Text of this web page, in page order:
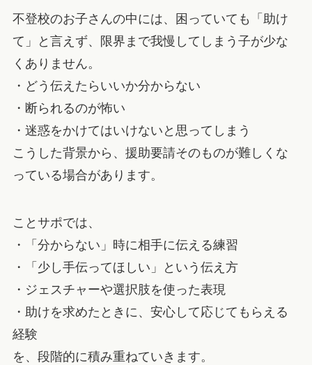
不登校のお子さんの中には、困っていても「助け
て」と言えず、限界まで我慢してしまう子が少な
くありません。
・どう伝えたらいいか分からない
・断られるのが怖い
・迷惑をかけてはいけないと思ってしまう
こうした背景から、援助要請そのものが難しくな
っている場合があります。
ことサポでは、
・「分からない」時に相手に伝える練習
・「少し手伝ってほしい」という伝え方
・ジェスチャーや選択肢を使った表現
・助けを求めたときに、安心して応じてもらえる
経験
を、段階的に積み重ねていきます。